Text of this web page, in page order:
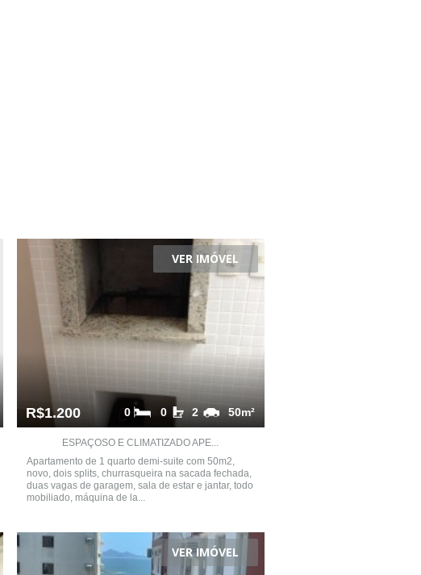
VER IMÓVEL
R$1.200 50m²
2
0
0
ESPAÇOSO E CLIMATIZADO APE...
Apartamento de 1 quarto demi-suite com 50m2,
novo, dois splits, churrasqueira na sacada fechada,
duas vagas de garagem, sala de estar e jantar, todo
mobiliado, máquina de la...
VER IMÓVEL